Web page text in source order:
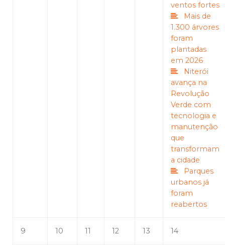
ventos fortes
Mais de
1.300 árvores
foram
plantadas
em 2026
Niterói
avança na
Revolução
Verde com
tecnologia e
manutenção
que
transformam
a cidade
Parques
urbanos já
foram
reabertos
9 10 11 12 13 14